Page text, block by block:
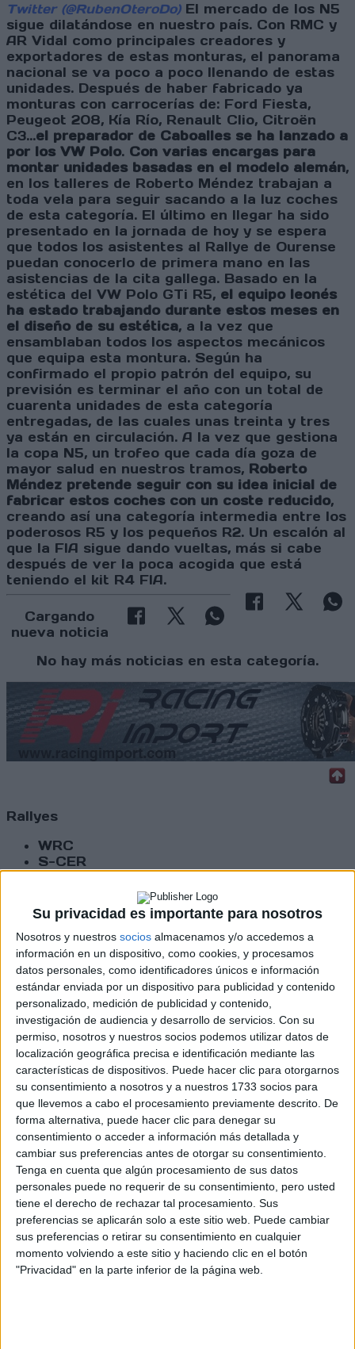
Su privacidad es importante para nosotros
Nosotros y nuestros socios almacenamos y/o accedemos a
información en un dispositivo, como cookies, y procesamos
datos personales, como identificadores únicos e información
estándar enviada por un dispositivo para publicidad y contenido
personalizado, medición de publicidad y contenido,
investigación de audiencia y desarrollo de servicios. Con su
permiso, nosotros y nuestros socios podemos utilizar datos de
localización geográfica precisa e identificación mediante las
características de dispositivos. Puede hacer clic para otorgarnos
su consentimiento a nosotros y a nuestros 1733 socios para
que llevemos a cabo el procesamiento previamente descrito. De
forma alternativa, puede hacer clic para denegar su
consentimiento o acceder a información más detallada y
cambiar sus preferencias antes de otorgar su consentimiento.
Tenga en cuenta que algún procesamiento de sus datos
personales puede no requerir de su consentimiento, pero usted
tiene el derecho de rechazar tal procesamiento. Sus
preferencias se aplicarán solo a este sitio web. Puede cambiar
sus preferencias o retirar su consentimiento en cualquier
momento volviendo a este sitio y haciendo clic en el botón
"Privacidad" en la parte inferior de la página web.
Twitter (@RubenOteroDo)El mercado de los N5
sigue dilatándose en nuestro país. Con RMC y
AR Vidal como principales creadores y
exportadores de estas monturas, el panorama
nacional se va poco a poco llenando de estas
unidades. Después de haber fabricado ya
monturas con carrocerías de: Ford Fiesta,
Peugeot 208, Kía Río, Renault Clio, Citroën
C3...el preparador de Caboalles se ha lanzado a
por los VW Polo. Con varias encargas para
montar unidades basadas en el modelo alemán,
en los talleres de Roberto Méndez trabajan a
toda vela para seguir sacando a la luz coches
de esta categoría. El último en llegar ha sido
presentado en la jornada de hoy y se espera
que todos los asistentes al Rallye de Ourense
puedan conocerlo de primera mano en las
asistencias de la cita gallega. Basado en la
estética del VW Polo GTi R5, el equipo leonés
ha estado trabajando durante estos meses en
el diseño de su estética, a la vez que
ensamblaban todos los aspectos mecánicos
que equipa esta montura. Según ha
confirmado el propio patrón del equipo, su
previsión es terminar el año con un total de
cuarenta unidades de esta categoría
entregadas, de las cuales unas treinta y tres
ya están en circulación. A la vez que gestiona
la copa N5, un trofeo que cada día goza de
mayor salud en nuestros tramos, Roberto
Méndez pretende seguir con su idea inicial de
fabricar estos coches con un coste reducido,
creando así una categoría intermedia entre los
poderosos R5 y los pequeños R2. Un escalón al
que la FIA sigue dando vueltas, más si cabe
después de ver la poca acogida que está
teniendo el kit R4 FIA.
Cargando
nueva noticia
No hay más noticias en esta categoría.
Rallyes
WRC
S-CER
CERT
Internacionales
Campeonatos Autonómicos
Históricos
Dakar
RallyCross
Circuitos
F1
Fórmula E
F2 / F3 / F4
Resistencia
Indycar
Otros
Producto
Producto
Web pensada para poder ofrecer diferentes
productos propios y ajenos para que los
aficionados los puedan adquirir